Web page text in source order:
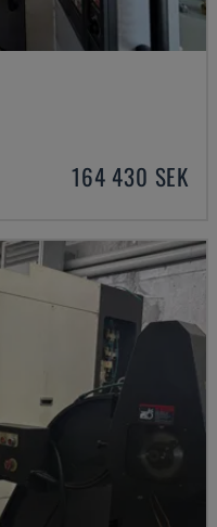
164 430 SEK